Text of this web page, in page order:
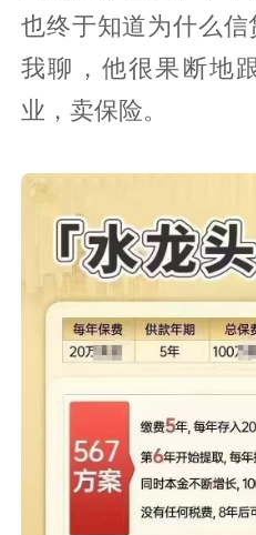
也终于知道为什么
我聊，他很果断地
业，卖保险。